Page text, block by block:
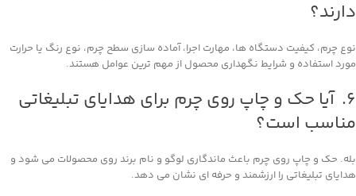
دارند؟
نوع چرم، کیفیت دستگاه ‌ها، مهارت اجرا، آماده‌ سازی سطح چرم، نوع رنگ یا حرارت
مورد استفاده و شرایط نگهداری محصول از مهم ‌ترین عوامل هستند.
۶. آیا حک و چاپ روی چرم برای هدایای تبلیغاتی
مناسب است؟
بله. حک و چاپ روی چرم باعث ماندگاری لوگو و نام برند روی محصولات می ‌شود و
هدایای تبلیغاتی را ارزشمند و حرفه ‌ای نشان می ‌دهد.